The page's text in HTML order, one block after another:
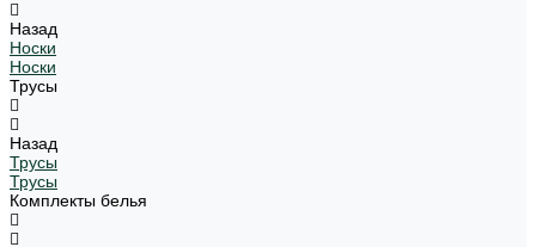
Назад
Носки
Носки
Трусы
Назад
Трусы
Трусы
Комплекты белья